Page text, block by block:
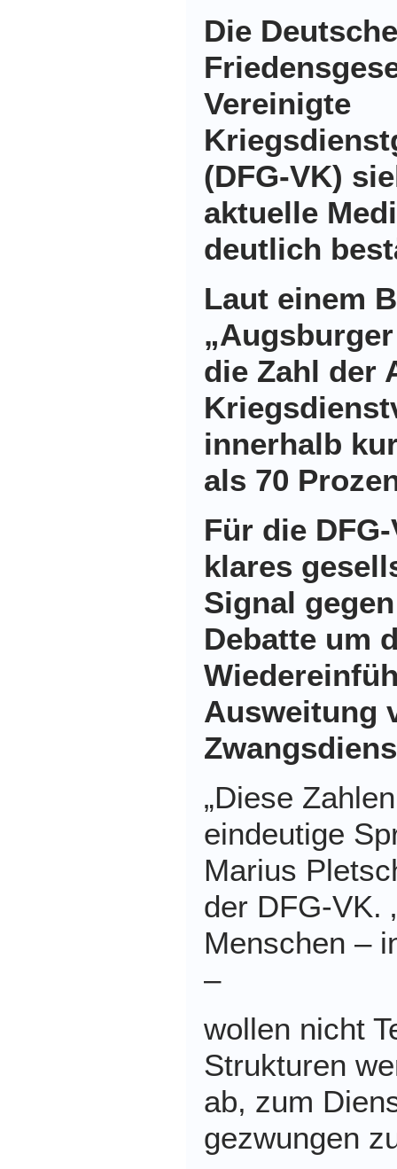
Die Deutsche
Vereinigte
(DFG-VK)
aktuelle
deutlich
Laut einem
die Zahl der
innerhalb
als 70
Für die
klares
Signal
Debatte um
Ausweitung
„Diese
eindeutige
Marius
der DFG-VK.
Menschen –
–
wollen nicht
Strukturen
ab, zum
gezwungen